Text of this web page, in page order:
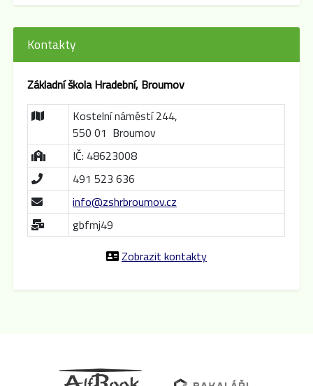
Kontakty
Základní škola Hradební, Broumov
Kostelní náměstí 244,
550 01 Broumov
IČ: 48623008
491 523 636
info@zshrbroumov.cz
gbfmj49
Zobrazit kontakty